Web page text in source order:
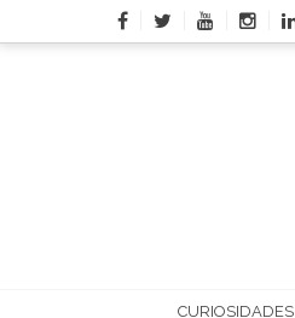
to
CURIOSIDADES